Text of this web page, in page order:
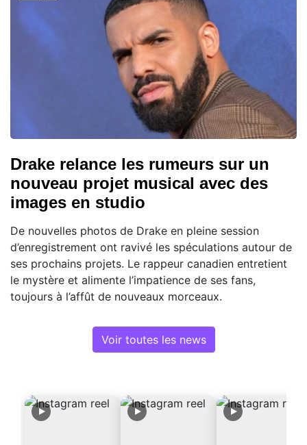
Drake relance les rumeurs sur un
nouveau projet musical avec des
images en studio
De nouvelles photos de Drake en pleine session
d’enregistrement ont ravivé les spéculations autour de
ses prochains projets. Le rappeur canadien entretient
le mystère et alimente l’impatience de ses fans,
toujours à l’affût de nouveaux morceaux.
Voir toutes les news